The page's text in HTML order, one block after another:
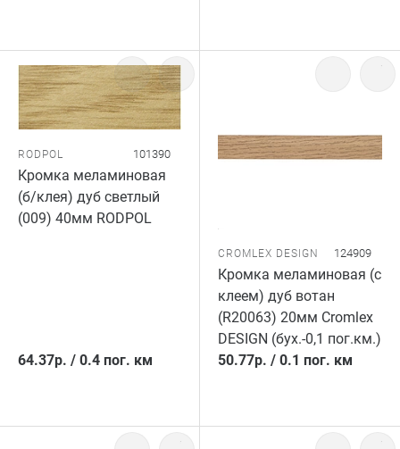
RODPOL 101390
Кромка меламиновая
(б/клея) дуб светлый
(009) 40мм RODPOL
64.37р. / 0.4 пог. км
CROMLEX DESIGN 124909
Кромка меламиновая (с
клеем) дуб вотан
(R20063) 20мм Cromlex
DESIGN (бух.-0,1 пог.км.)
50.77р. / 0.1 пог. км